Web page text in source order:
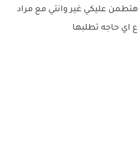
عليكي غير وانتي مع مراد
اي حاجه تطلبها